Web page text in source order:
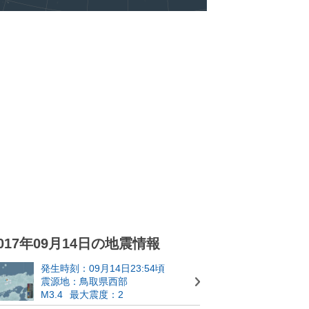
年09月14日の地震情報
発生時刻：09月14日23:54頃
震源地：鳥取県西部
M3.4
最大震度：2